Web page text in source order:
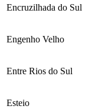
Encruzilhada do Sul
Engenho Velho
Entre Rios do Sul
Esteio